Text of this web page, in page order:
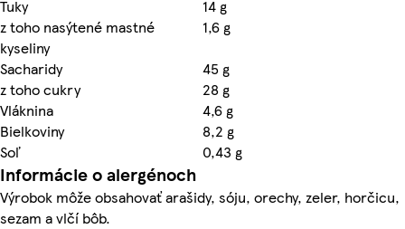
Tuky
14 g
z toho nasýtené mastné
kyseliny
1,6 g
Sacharidy
45 g
z toho cukry
28 g
Vláknina
4,6 g
Bielkoviny
8,2 g
Soľ
0,43 g
Informácie o alergénoch
Výrobok môže obsahovať arašidy, sóju, orechy, zeler, horčicu,
sezam a vlčí bôb.